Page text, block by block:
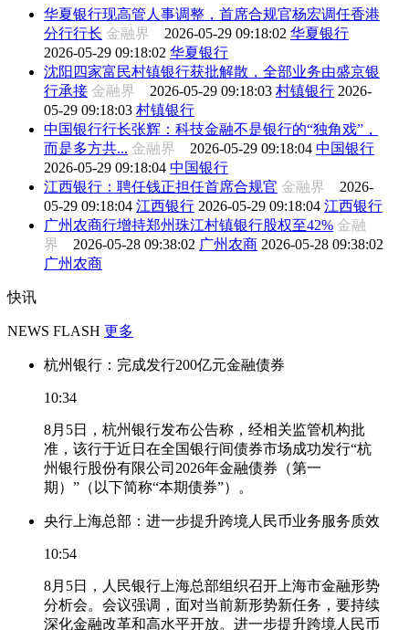
华夏银行现高管人事调整，首席合规官杨宏调任香港
分行行长 金融界 2026-05-29 09:18:02 华夏银行
2026-05-29 09:18:02 华夏银行
沈阳四家富民村镇银行获批解散，全部业务由盛京银
行承接 金融界 2026-05-29 09:18:03 村镇银行 2026-
05-29 09:18:03 村镇银行
中国银行行长张辉：科技金融不是银行的“独角戏”，
而是多方共... 金融界 2026-05-29 09:18:04 中国银行
2026-05-29 09:18:04 中国银行
江西银行：聘任钱正担任首席合规官 金融界 2026-
05-29 09:18:04 江西银行 2026-05-29 09:18:04 江西银行
广州农商行增持郑州珠江村镇银行股权至42% 金融
界 2026-05-28 09:38:02 广州农商 2026-05-28 09:38:02
广州农商
快讯
NEWS FLASH 更多
杭州银行：完成发行200亿元金融债券
10:34
8月5日，杭州银行发布公告称，经相关监管机构批
准，该行于近日在全国银行间债券市场成功发行“杭
州银行股份有限公司2026年金融债券（第一
期）”（以下简称“本期债券”）。
央行上海总部：进一步提升跨境人民币业务服务质效
10:54
8月5日，人民银行上海总部组织召开上海市金融形势
分析会。会议强调，面对当前新形势新任务，要持续
深化金融改革和高水平开放。进一步提升跨境人民币